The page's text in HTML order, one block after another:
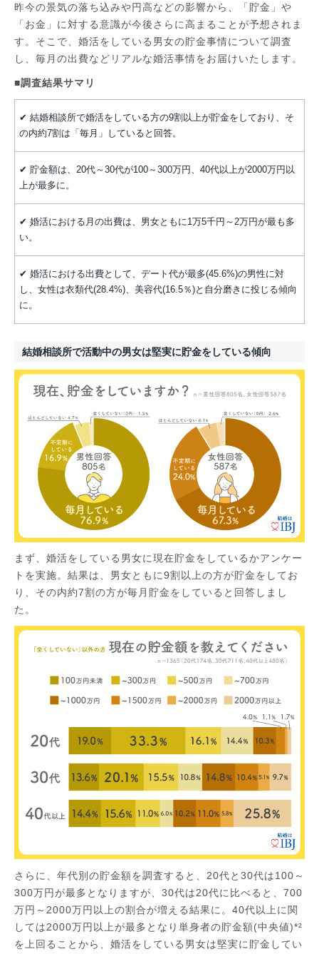
昨今の景気の落ち込みや円高などの影響から、「貯金」や
「お金」に対する意識が今後さらに高まることが予想されま
す。そこで、婚活をしている男女の貯金事情について調査
し、毎月の出費などリアルな婚活事情をお届けいたします。
■調査結果サマリ
✔ 結婚相談所で婚活をしている方の9割以上が貯金をしており、そ
の内約7割は「毎月」していると回答。
✔ 貯金額は、20代～30代が100～300万円、40代以上が2000万円以
上が最多に。
✔ 婚活における月の出費は、男女ともに1万5千円～2万円が最も多
い。
✔ 婚活における出費として、デート代が最多(45.6%)の男性に対
し、女性は衣類代(28.4%)、美容代(16.5％)と自分磨きに投じる傾向
に。
結婚相談所で活動中の男女は堅実に貯金をしている傾向
まず、婚活をしている男女に現在貯金をしているかアンケー
トを実施。結果は、男女ともに9割以上の方が貯金をしてお
り、その内約7割の方が毎月貯金をしていると回答しまし
た。
さらに、年代別の貯金額を調査すると、20代と30代は100～
300万円が最多となりますが、30代は20代に比べると、700
万円～2000万円以上の割合が増える結果に。40代以上に関
しては2000万円以上が最多となり単身者の貯金額(中央値)*²
を上回ることから、婚活をしている男女は堅実に貯金してい